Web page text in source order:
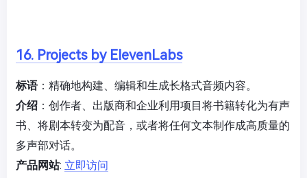
16. Projects by ElevenLabs
标语：精确地构建、编辑和生成长格式音频内容。
介绍 ：创作者、出版商和企业利用项目将书籍转化为有声
书、将剧本转变为配音，或者将任何文本制作成高质量的
多声部对话。
产品网站: 立即访问